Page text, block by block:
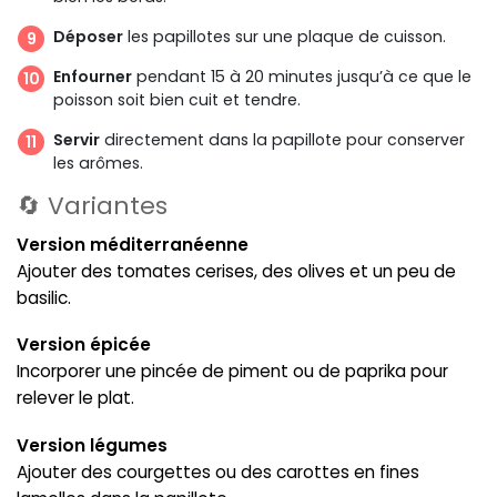
Déposer les papillotes sur une plaque de cuisson.
Enfourner pendant 15 à 20 minutes jusqu’à ce que le
poisson soit bien cuit et tendre.
Servir directement dans la papillote pour conserver
les arômes.
🔄 Variantes
Version méditerranéenne
Ajouter des tomates cerises, des olives et un peu de
basilic.
Version épicée
Incorporer une pincée de piment ou de paprika pour
relever le plat.
Version légumes
Ajouter des courgettes ou des carottes en fines